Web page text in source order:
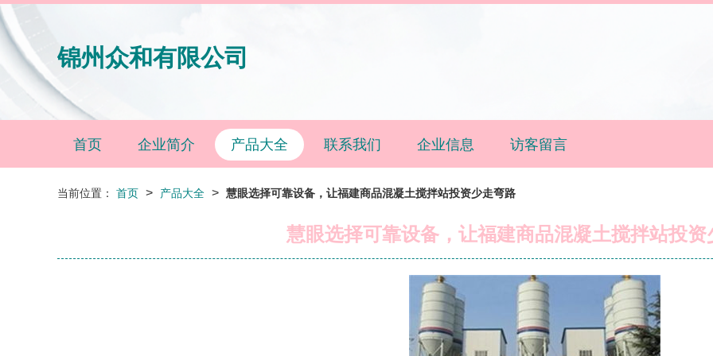
锦州众和有限公司
首页 企业简介 产品大全 联系我们 企业信息 访客留言
当前位置： 首页 > 产品大全 > 慧眼选择可靠设备，让福建商品混凝土搅拌站投资少走弯路
慧眼选择可靠设备，让福建商品混凝土搅拌站投资